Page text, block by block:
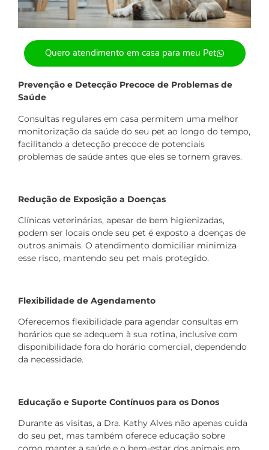
Quero atendimento em casa para meu Pet
Prevenção e Detecção Precoce de Problemas de
Saúde
Consultas regulares em casa permitem uma melhor
monitorização da saúde do seu pet ao longo do tempo,
facilitando a detecção precoce de potenciais
problemas de saúde antes que eles se tornem graves.
Redução de Exposição a Doenças
Clínicas veterinárias, apesar de bem higienizadas,
podem ser locais onde seu pet é exposto a doenças de
outros animais. O atendimento domiciliar minimiza
esse risco, mantendo seu pet mais protegido.
Flexibilidade de Agendamento
Oferecemos flexibilidade para agendar consultas em
horários que se adequem à sua rotina, inclusive com
disponibilidade fora do horário comercial, dependendo
da necessidade.
Educação e Suporte Contínuos para os Donos
Durante as visitas, a Dra. Kathy Alves não apenas cuida
do seu pet, mas também oferece educação sobre